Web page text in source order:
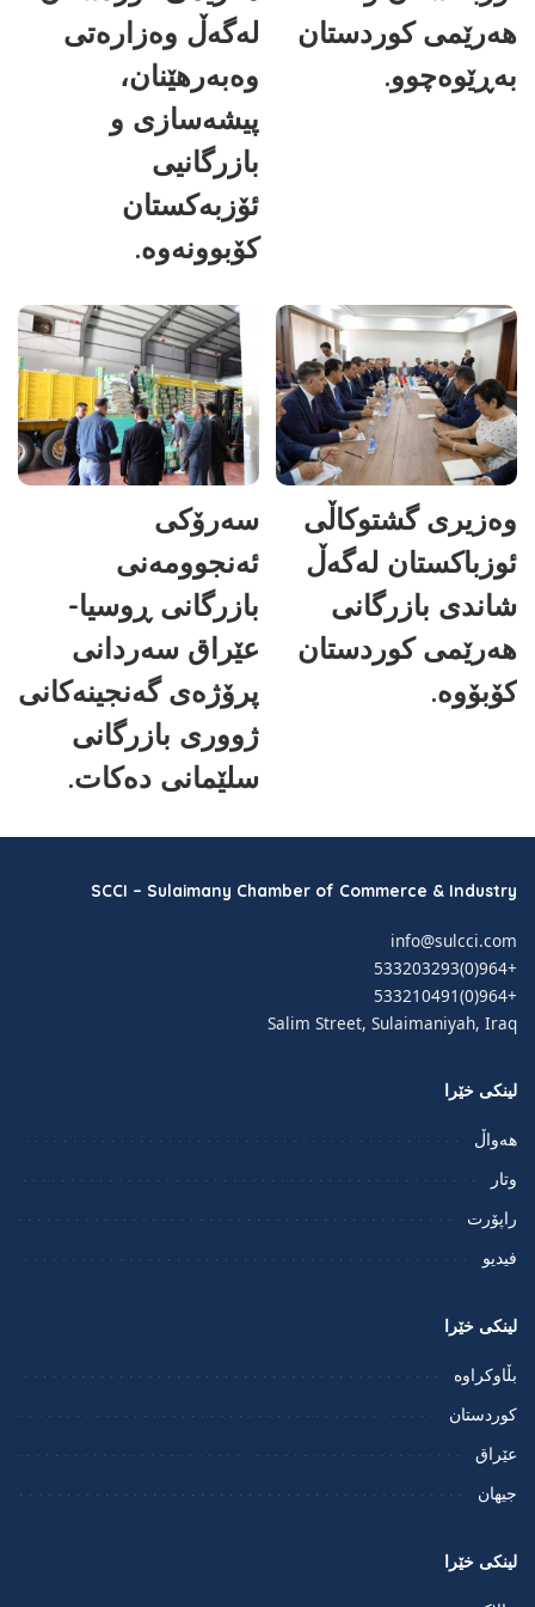
هەرێمی کوردستان
بەڕێوەچوو.
لەگەڵ وەزارەتی
وەبەرهێنان،
پیشەسازی و
بازرگانیی
ئۆزبەکستان
کۆبوونەوە.
وەزیری گشتوکاڵی
ئوزباکستان لەگەڵ
شاندی بازرگانی
هەرێمی کوردستان
کۆبۆوە.
سەرۆکی
ئەنجوومەنی
بازرگانی ڕوسیا-
عێراق سەردانی
پرۆژەی گەنجینەکانی
ژووری بازرگانی
سلێمانی دەکات.
SCCI – Sulaimany Chamber of Commerce & Industry
info@sulcci.com
+964(0)533203293
+964(0)533210491
Salim Street, Sulaimaniyah, Iraq
لینکی خێرا
هەواڵ
وتار
راپۆرت
فيديو
لینکی خێرا
بڵاوکراوە
کوردستان
عێراق
جیهان
لینکی خێرا